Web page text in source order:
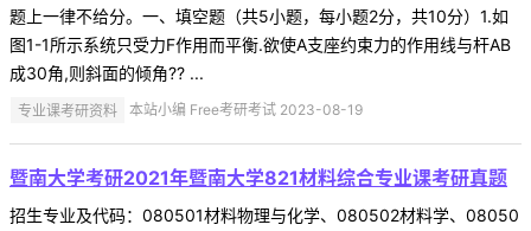
题上一律不给分。一、填空题（共5小题，每小题2分，共10分）1.如
图1-1所示系统只受力F作用而平衡.欲使A支座约束力的作用线与杆AB
成30角,则斜面的倾角?? ...
专业课考研资料 本站小编 Free考研考试 2023-08-19
暨南大学考研2021年暨南大学821材料综合专业课考研真题
招生专业及代码：080501材料物理与化学、080502材料学、08050